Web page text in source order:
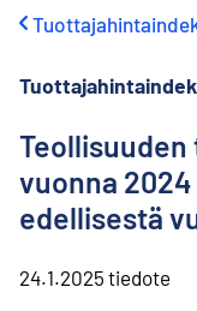
vuonna
edellisestä
24.1.2025 tiedote